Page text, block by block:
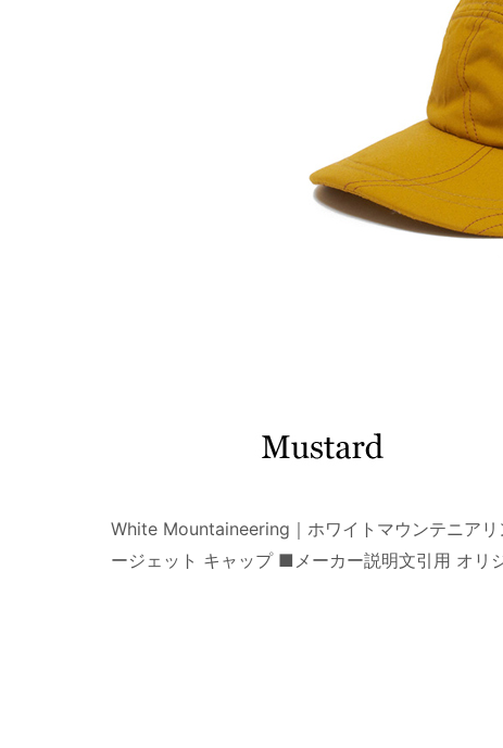
White Mountaineering｜ホワイトマウンテニア
ージェット キャップ ■メーカー説明文引用 オリ